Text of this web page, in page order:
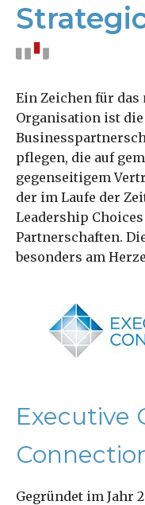
Ein Zeichen für
Organisation ist
pflegen, die auf
gegenseitigem
der im Laufe der
Leadership
Partnerschaften.
besonders am
Executive
Gegründet im Jahr